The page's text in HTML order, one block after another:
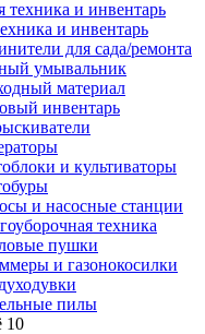
и инвентарь
для сада/ремонта
умывальник
материал
инвентарь
и культиваторы
и насосные станции
техника
пушки
и газонокосилки
пилы
10